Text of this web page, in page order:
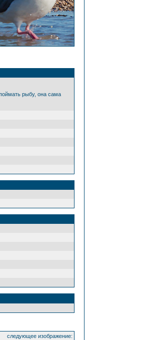
рыбу, она сама
следующее изображение: